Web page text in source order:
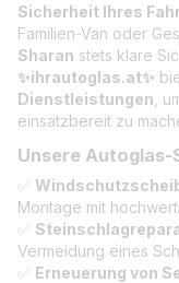
Sicherheit Ihres
Familien-Van oder
Sharan stets klare
✨ihrautoglas.at✨
Dienstleistungen ,
einsatzbereit zu
Unsere Autoglas-
Montage mit
Vermeidung eines
Erneuerung von